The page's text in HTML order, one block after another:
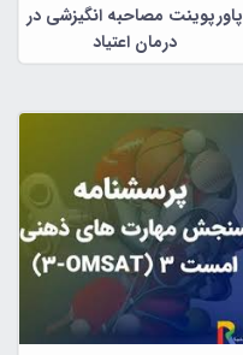
پاورپوینت مصاحبه انگیزشی در
درمان اعتیاد